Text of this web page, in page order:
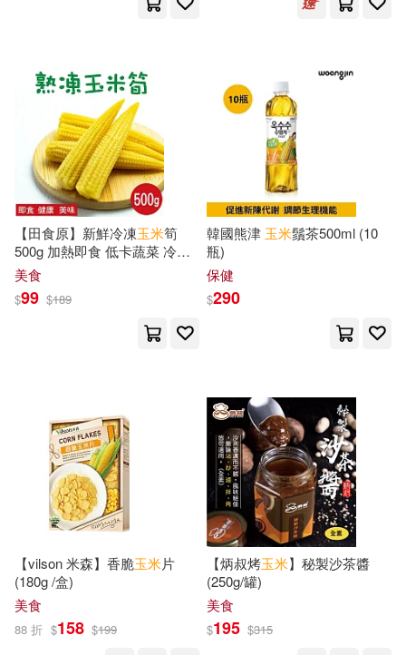
海豚傳媒 編(6)
滕喜波編(6)
玉米辰(6)
王文華(6) 畢飛宇(6)
童創未來(6) 竭寶峰(6)
米吉卡(6) 米理香(6)
農業部農糧署(6)
邱維偉(6)
陳郁如(6) 駱玉明(6)
黃志安(6)
（波）切斯瓦夫·米沃什(6)
商周出版(21)
山東科學技術出版社(21)
廣西美術出版社(21)
校園書房(21)
浙江古籍出版社(21)
萬卷出版公司(21)
ベルハウス(20)
北京科學技術出版社(20)
北京美術攝影出版社(20)
地質出版社(20)
【田食原】新鮮冷凍玉米筍
500g 加熱即食 低卡蔬菜 冷凍
蔬菜 低熱量 超營養 健身餐 養
生健康 團購美食
美食
$99 $189
韓國熊津 玉米鬚茶500ml (10
瓶)
保健
$290
【vilson 米森】香脆玉米片
(180g /盒)
美食
88 折 $158 $199
【炳叔烤玉米】秘製沙茶醬
(250g/罐)
美食
$195 $315